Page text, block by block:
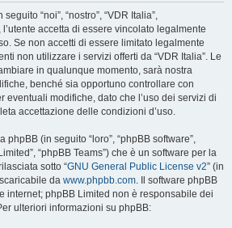
“noi”, “nostro”, “VDR Italia”,
l’utente accetta di essere vincolato legalmente
Se non accetti di essere limitato legalmente
non utilizzare i servizi offerti da “VDR Italia”. Le
in qualunque momento, sarà nostra
benché sia opportuno controllare con
eventuali modifiche, dato che l’uso dei servizi di
accettazione delle condizioni d’uso.
phpBB (in seguito “loro”, “phpBB software”,
“phpBB Teams”) che è un software per la
sotto “GNU General Public License v2” (in
da www.phpbb.com. Il software phpBB
internet; phpBB Limited non è responsabile dei
ulteriori informazioni su phpBB: